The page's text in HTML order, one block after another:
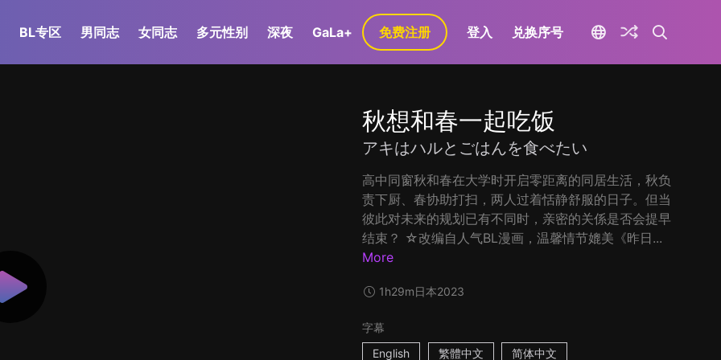
BL专区 男同志 女同志 多元性别 深夜 GaLa+ 免费注册 登入 兑换序号
秋想和春一起吃饭
アキはハルとごはんを食べたい
高中同窗秋和春在大学时开启零距离的同居生活，秋负
责下厨、春协助打扫，两人过着恬静舒服的日子。但当
彼此对未来的规划已有不同时，亲密的关係是否会提早
结束？ ☆改编自人气BL漫画，温馨情节媲美《昨日...
More
1h29m日本2023
字幕
English
繁體中文 简体中文